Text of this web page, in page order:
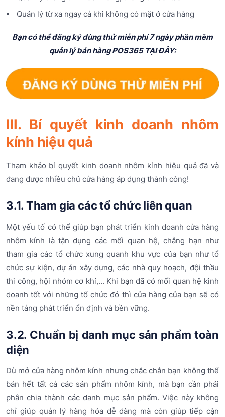
Quản lý từ xa ngay cả khi không có mặt ở cửa hàng
Bạn có thể đăng ký dùng thử miễn phí 7 ngày phần mềm
quản lý bán hàng POS365 TẠI ĐÂY:
III. Bí quyết kinh doanh nhôm
kính hiệu quả
Tham khảo bí quyết kinh doanh nhôm kính hiệu quả đã và
đang được nhiều chủ cửa hàng áp dụng thành công!
3.1. Tham gia các tổ chức liên quan
Một yếu tố có thể giúp bạn phát triển kinh doanh cửa hàng
nhôm kính là tận dụng các mối quan hệ, chẳng hạn như
tham gia các tổ chức xung quanh khu vực của bạn như tổ
chức sự kiện, dự án xây dựng, các nhà quy hoạch, đội thầu
thi công, hội nhóm cơ khí,... Khi bạn đã có mối quan hệ kinh
doanh tốt với những tổ chức đó thì cửa hàng của bạn sẽ có
nền tảng phát triển ổn định và bền vững.
3.2. Chuẩn bị danh mục sản phẩm toàn
diện
Dù mở cửa hàng nhôm kính nhưng chắc chắn bạn không thể
bán hết tất cả các sản phẩm nhôm kính, mà bạn cần phải
phân chia thành các danh mục sản phẩm. Việc này không
chỉ giúp quản lý hàng hóa dễ dàng mà còn giúp tiếp cận